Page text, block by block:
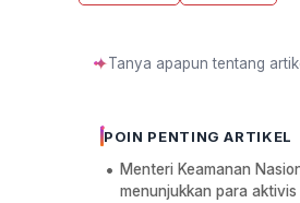
✦
POIN PENTING ARTIKEL
Menteri Keamanan
menunjukkan para